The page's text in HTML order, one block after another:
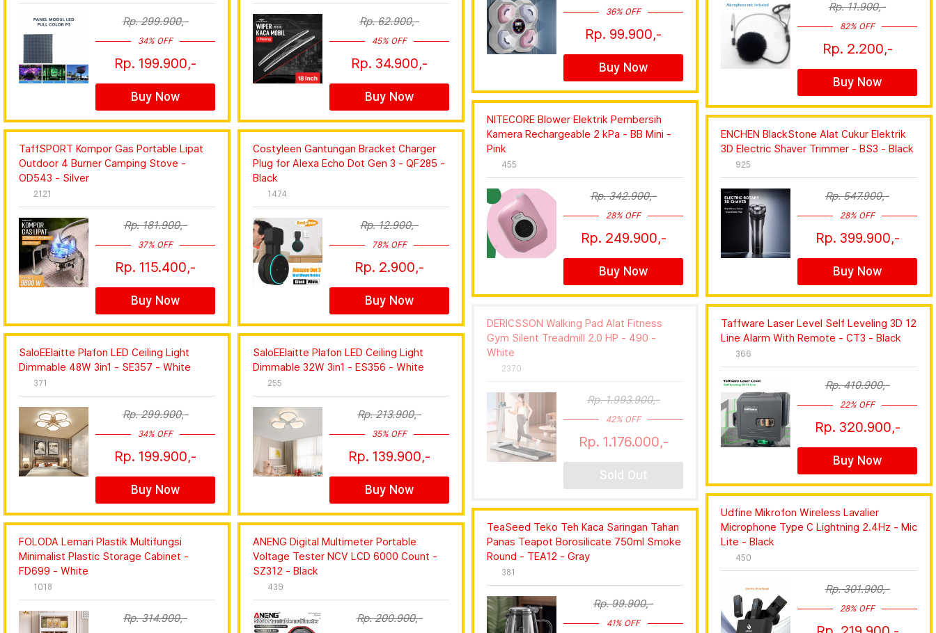
Rp. 299.900,-
34% OFF
Rp. 199.900,-
Buy Now
TaffSPORT Kompor Gas Portable Lipat
Outdoor 4 Burner Camping Stove -
OD543 - Silver
2121
Rp. 181.900,-
37% OFF
Rp. 115.400,-
Buy Now
SaloEElaitte Plafon LED Ceiling Light
Dimmable 48W 3in1 - SE357 - White
371
Rp. 299.900,-
34% OFF
Rp. 199.900,-
Buy Now
FOLODA Lemari Plastik Multifungsi
Minimalist Plastic Storage Cabinet -
FD699 - White
1018
Rp. 314.900,-
Rp. 62.900,-
45% OFF
Rp. 34.900,-
Buy Now
Costyleen Gantungan Bracket Charger
Plug for Alexa Echo Dot Gen 3 - QF285 -
Black
1474
Rp. 12.900,-
78% OFF
Rp. 2.900,-
Buy Now
SaloEElaitte Plafon LED Ceiling Light
Dimmable 32W 3in1 - ES356 - White
255
Rp. 213.900,-
35% OFF
Rp. 139.900,-
Buy Now
ANENG Digital Multimeter Portable
Voltage Tester NCV LCD 6000 Count -
SZ312 - Black
439
Rp. 200.900,-
36% OFF
Rp. 99.900,-
Buy Now
NITECORE Blower Elektrik Pembersih
Kamera Rechargeable 2 kPa - BB Mini -
Pink
455
Rp. 342.900,-
28% OFF
Rp. 249.900,-
Buy Now
DERICSSON Walking Pad Alat Fitness
Gym Silent Treadmill 2.0 HP - 490 -
White
2370
Rp. 1.993.900,-
42% OFF
Rp. 1.176.000,-
Sold Out
TeaSeed Teko Teh Kaca Saringan Tahan
Panas Teapot Borosilicate 750ml Smoke
Round - TEA12 - Gray
381
Rp. 99.900,-
41% OFF
Rp. 11.900,-
82% OFF
Rp. 2.200,-
Buy Now
ENCHEN BlackStone Alat Cukur Elektrik
3D Electric Shaver Trimmer - BS3 - Black
925
Rp. 547.900,-
28% OFF
Rp. 399.900,-
Buy Now
Taffware Laser Level Self Leveling 3D 12
Line Alarm With Remote - CT3 - Black
366
Rp. 410.900,-
22% OFF
Rp. 320.900,-
Buy Now
Udfine Mikrofon Wireless Lavalier
Microphone Type C Lightning 2.4Hz - Mic
Lite - Black
450
Rp. 301.900,-
28% OFF